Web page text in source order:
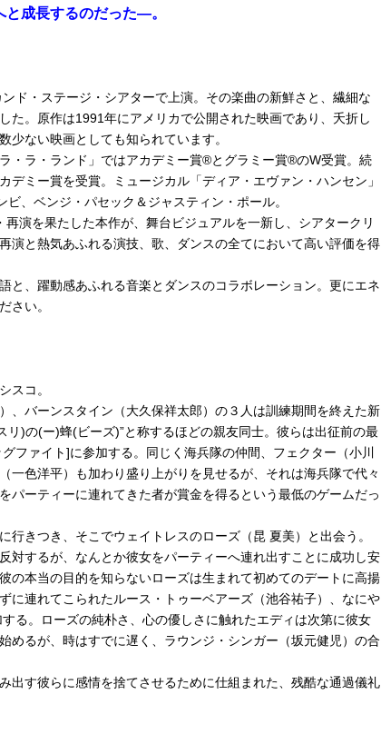
成長するのだった―。
ド・ステージ・シアターで上演。その楽曲の新鮮さと、繊細な
た。原作は1991年にアメリカで公開された映画であり、夭折し
少ない映画としても知られています。
・ラ・ランド」ではアカデミー賞®とグラミー賞®のW受賞。続
デミー賞を受賞。ミュージカル「ディア・エヴァン・ハンセン」
、ベンジ・パセック＆ジャスティン・ポール。
演を果たした本作が、舞台ビジュアルを一新し、シアタークリ
演と熱気あふれる演技、歌、ダンスの全てにおいて高い評価を得
と、躍動感あふれる音楽とダンスのコラボレーション。更にエネ
さい。
スコ。
、バーンスタイン（大久保祥太郎）の３人は訓練期間を終えた新
リ)の(ー)蜂(ビーズ)”と称するほどの親友同士。彼らは出征前の最
ファイト]に参加する。同じく海兵隊の仲間、フェクター（小川
一色洋平）も加わり盛り上がりを見せるが、それは海兵隊で代々
パーティーに連れてきた者が賞金を得るという最低のゲームだっ
行きつき、そこでウェイトレスのローズ（昆 夏美）と出会う。
対するが、なんとか彼女をパーティーへ連れ出すことに成功し安
の本当の目的を知らないローズは生まれて初めてのデートに高揚
に連れてこられたルース・トゥーベアーズ（池谷祐子）、なにや
る。ローズの純朴さ、心の優しさに触れたエディは次第に彼女
めるが、時はすでに遅く、ラウンジ・シンガー（坂元健児）の合
す彼らに感情を捨てさせるために仕組まれた、残酷な通過儀礼